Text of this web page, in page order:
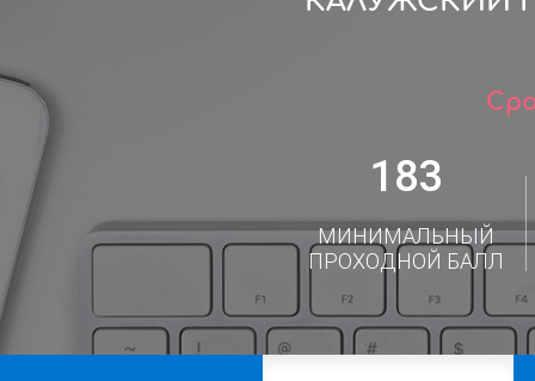
183
МИНИМАЛЬНЫЙ
ПРОХОДНОЙ БАЛЛ